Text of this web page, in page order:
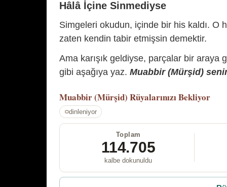
Hâlâ İçine Sinmediyse
Simgeleri okudun, içinde bir his kaldı. O
zaten kendin tabir etmişsin demektir.
Ama karışık geldiyse, parçalar bir araya
gibi aşağıya yaz. Muabbir (Mürşid)
Muabbir (Mürşid) Rüyalarınızı Bekliyor
dinleniyor
Toplam
114.705
kalbe dokunuldu